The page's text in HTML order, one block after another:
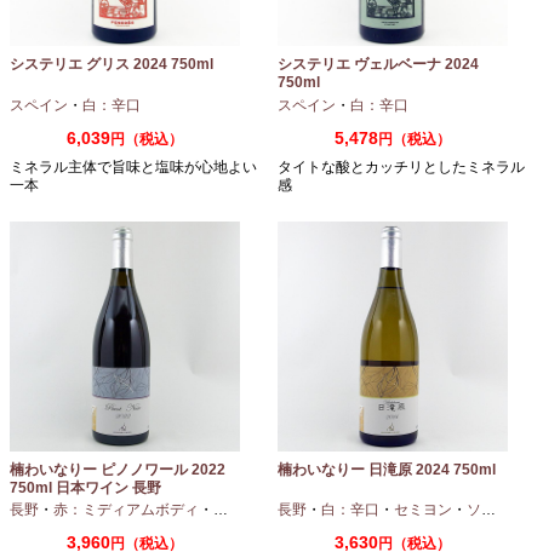
システリエ グリス 2024 750ml
スペイン ・ 白：辛口
6,039円（税込）
ミネラル主体で旨味と塩味が心地よい
一本
システリエ ヴェルベーナ 2024
750ml
スペイン ・ 白：辛口
5,478円（税込）
タイトな酸とカッチリとしたミネラル
感
楠わいなりー ピノノワール 2022
750ml 日本ワイン 長野
長野 ・ 赤：ミディアムボディ ・ ピノノワール
3,960円（税込）
楠わいなりー 日滝原 2024 750ml
長野 ・ 白：辛口 ・ セミヨン ・ ソーヴィニオンブラン
3,630円（税込）